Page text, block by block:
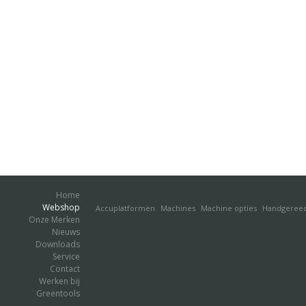
Home
Webshop
Accuplatformen Machines Machine opties
Onze Merken
Nieuws
Downloads
Service
Contact
Werken bij
Greentools